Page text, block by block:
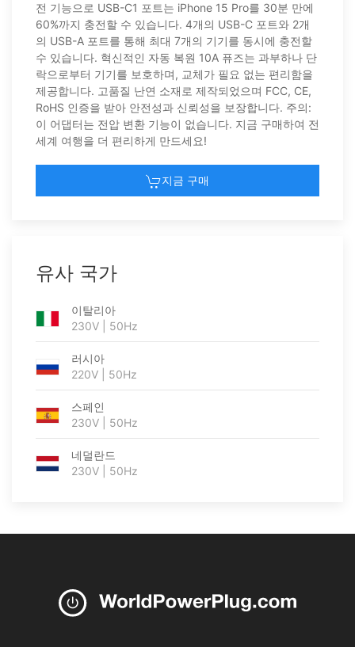
전 기능으로 USB-C1 포트는 iPhone 15 Pro를 30분 만에
60%까지 충전할 수 있습니다. 4개의 USB-C 포트와 2개
의 USB-A 포트를 통해 최대 7개의 기기를 동시에 충전할
수 있습니다. 혁신적인 자동 복원 10A 퓨즈는 과부하나 단
락으로부터 기기를 보호하며, 교체가 필요 없는 편리함을
제공합니다. 고품질 난연 소재로 제작되었으며 FCC, CE,
RoHS 인증을 받아 안전성과 신뢰성을 보장합니다. 주의:
이 어댑터는 전압 변환 기능이 없습니다. 지금 구매하여 전
세계 여행을 더 편리하게 만드세요!
지금 구매
유사 국가
이탈리아
230V | 50Hz
러시아
220V | 50Hz
스페인
230V | 50Hz
네덜란드
230V | 50Hz